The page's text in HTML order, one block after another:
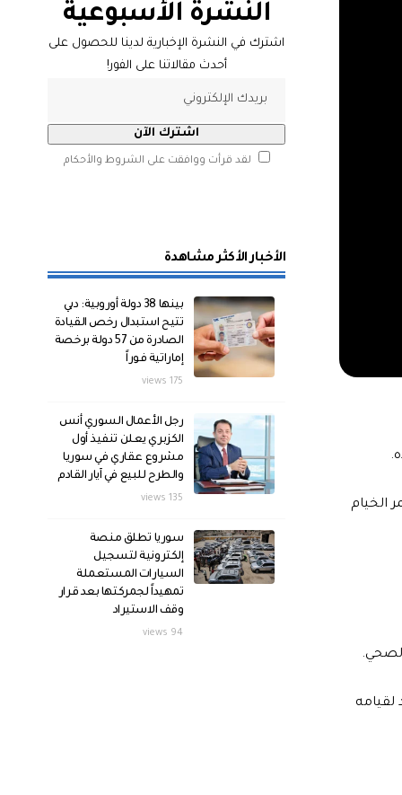
الخيام
لقيامه
النشرة الأسبوعية
اشترك في النشرة الإخبارية لدينا للحصول على
أحدث مقالاتنا على الفور!
لقد قرأت ووافقت على الشروط والأحكام
الأخبار الأكثر مشاهدة
بينها 38 دولة أوروبية: دبي
تتيح استبدال رخص القيادة
الصادرة من 57 دولة برخصة
إماراتية فوراً
175 views
رجل الأعمال السوري أنس
الكزبري يعلن تنفيذ أول
مشروع عقاري في سوريا
والطرح للبيع في آيار القادم
135 views
سوريا تطلق منصة
إلكترونية لتسجيل
السيارات المستعملة
تمهيداً لجمركتها بعد قرار
وقف الاستيراد
94 views